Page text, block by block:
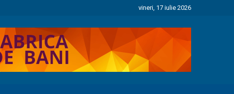
vineri, 17 iulie 2026